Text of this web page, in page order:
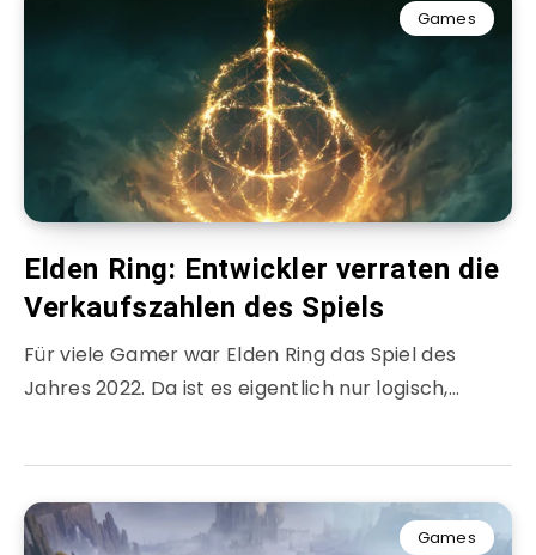
Games
Elden Ring: Entwickler verraten die
Verkaufszahlen des Spiels
Für viele Gamer war Elden Ring das Spiel des
Jahres 2022. Da ist es eigentlich nur logisch,…
Games